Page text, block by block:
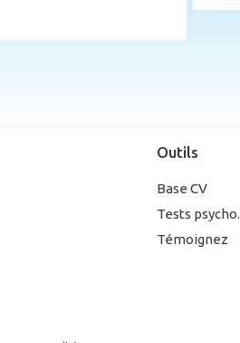
Outils
Base CV
Tests psycho.
Témoignez